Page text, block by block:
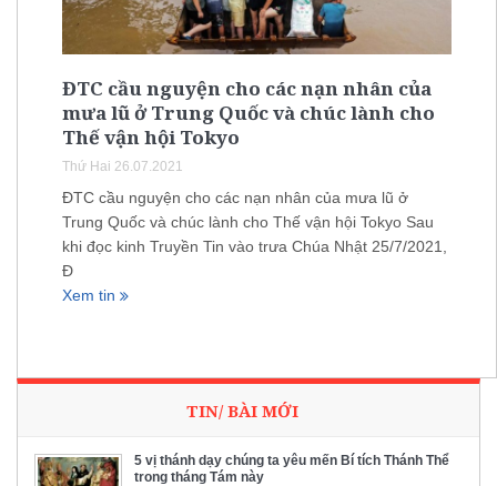
ĐTC cầu nguyện cho các nạn nhân của
mưa lũ ở Trung Quốc và chúc lành cho
Thế vận hội Tokyo
Thứ Hai 26.07.2021
ĐTC cầu nguyện cho các nạn nhân của mưa lũ ở
Trung Quốc và chúc lành cho Thế vận hội Tokyo Sau
khi đọc kinh Truyền Tin vào trưa Chúa Nhật 25/7/2021,
Đ
Xem tin
TIN/ BÀI MỚI
5 vị thánh dạy chúng ta yêu mến Bí tích Thánh Thể
trong tháng Tám này